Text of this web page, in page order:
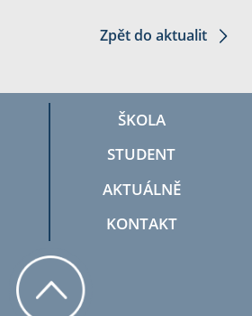
Zpět do aktualit
ŠKOLA
STUDENT
AKTUÁLNĚ
KONTAKT